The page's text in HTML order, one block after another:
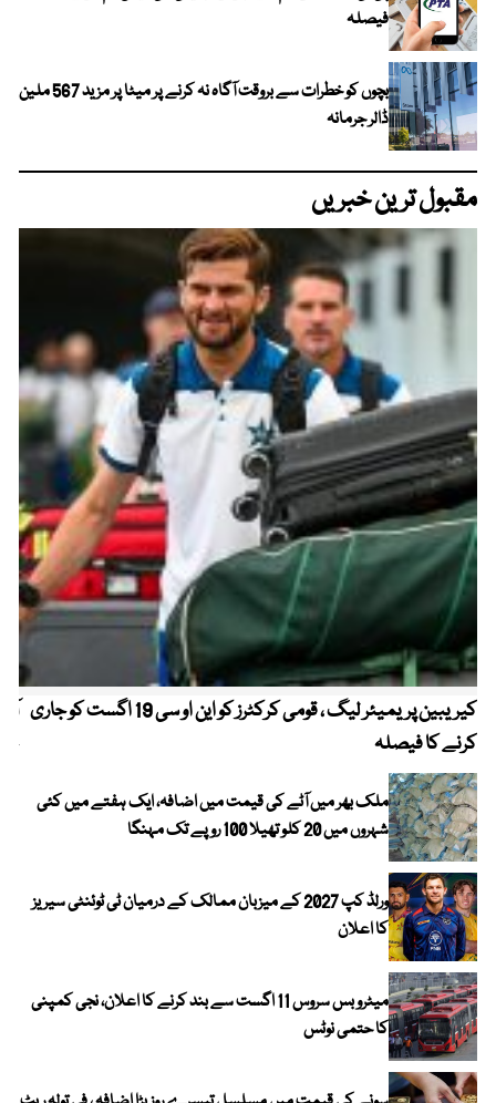
فیصلہ
بچوں کو خطرات سے بروقت آگاہ نہ کرنے پر میٹا پر مزید 567 ملین
ڈالر جرمانہ
مقبول ترین خبریں
کیریبین پریمیئر لیگ ، قومی کرکٹرز کو این او سی 19 اگست کو جاری
کرنے کا فیصلہ
ملک بھر میں آٹے کی قیمت میں اضافہ، ایک ہفتے میں کئی
شہروں میں 20 کلو تھیلا 100 روپے تک مہنگا
ورلڈ کپ 2027 کے میزبان ممالک کے درمیان ٹی ٹوئنٹی سیریز
کا اعلان
میٹرو بس سروس 11 اگست سے بند کرنے کا اعلان، نجی کمپنی
کا حتمی نوٹس